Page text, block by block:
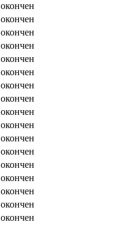
окончен
окончен
окончен
окончен
окончен
окончен
окончен
окончен
окончен
окончен
окончен
окончен
окончен
окончен
окончен
окончен
окончен